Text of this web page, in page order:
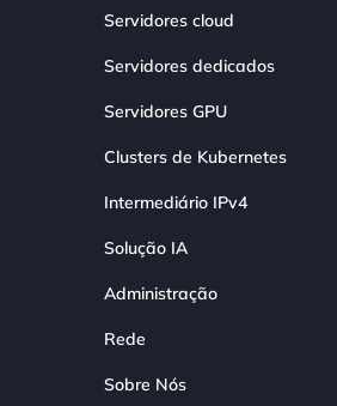
Servidores cloud
Servidores dedicados
Servidores GPU
Clusters de Kubernetes
Intermediário IPv4
Solução IA
Administração
Rede
Sobre Nós